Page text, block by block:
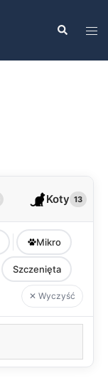
Szukaj
Koty 13
Mikro
Szczenięta
✕ Wyczyść